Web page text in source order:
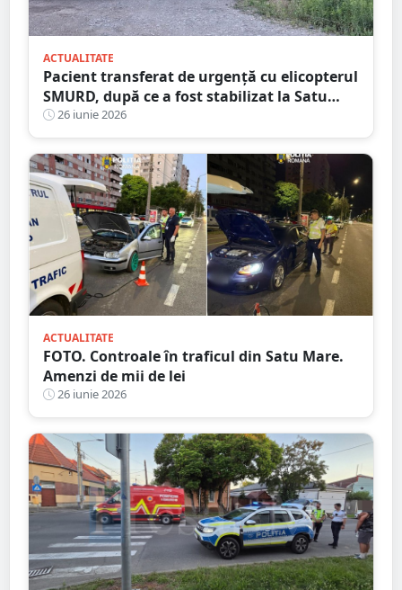
ACTUALITATE
Pacient transferat de urgență cu elicopterul
SMURD, după ce a fost stabilizat la Satu
Mare
26 iunie 2026
ACTUALITATE
FOTO. Controale în traficul din Satu Mare.
Amenzi de mii de lei
26 iunie 2026